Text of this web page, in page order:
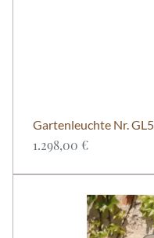
1.298,00 €